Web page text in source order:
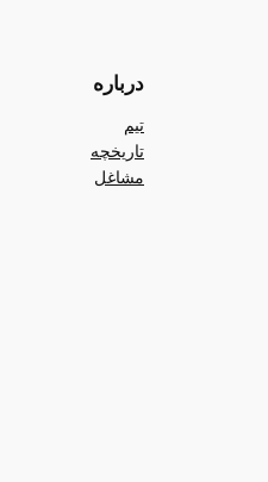
درباره
تیم
تاریخچه
مشاغل